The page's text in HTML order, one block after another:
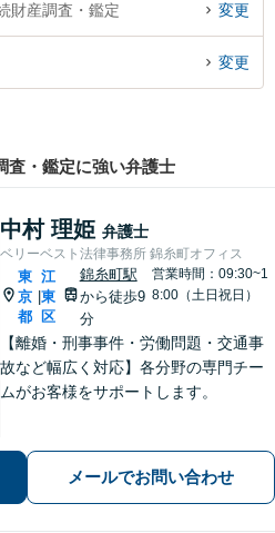
財産調査・鑑定 変更
変更
査・鑑定に強い弁護士
中村 理姫 弁護士
ベリーベスト法律事務所 錦糸町オフィス
東
京
都
|
江
東
区
錦糸町駅
から徒歩9
分
営業時間：09:30~1
8:00（土日祝日）
【離婚・刑事事件・労働問題・交通事
故など幅広く対応】各分野の専門チー
ムがお客様をサポートします。
メールでお問い合わせ